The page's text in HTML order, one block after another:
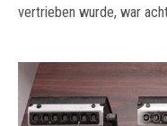
vertrieben wurde, war